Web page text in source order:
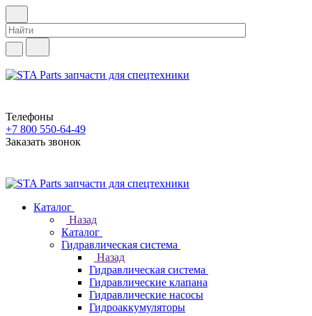
Телефоны
+7 800 550-64-49
Заказать звонок
Каталог
Назад
Каталог
Гидравлическая система
Назад
Гидравлическая система
Гидравлические клапана
Гидравлические насосы
Гидроаккумуляторы